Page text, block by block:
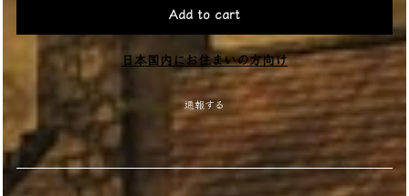
Add to cart
日本国内にお住まいの方向け
通報する